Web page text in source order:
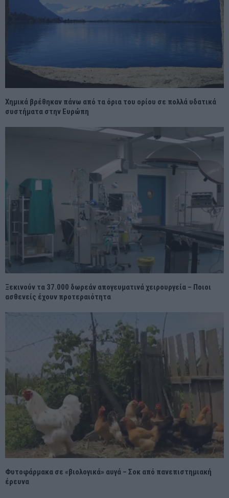
Χημικά βρέθηκαν πάνω από τα όρια του ορίου σε πολλά υδατικά
συστήματα στην Ευρώπη
Ξεκινούν τα 37.000 δωρεάν απογευματινά χειρουργεία – Ποιοι
ασθενείς έχουν προτεραιότητα
Φυτοφάρμακα σε «βιολογικά» αυγά – Σοκ από πανεπιστημιακή
έρευνα